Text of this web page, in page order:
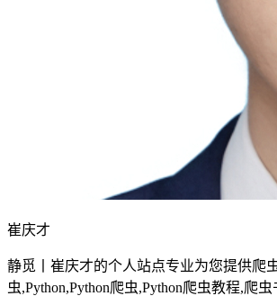
崔庆才
静觅丨崔庆才的个人站点专业为您提供爬
虫,Python,Python爬虫,Python爬虫教程,爬